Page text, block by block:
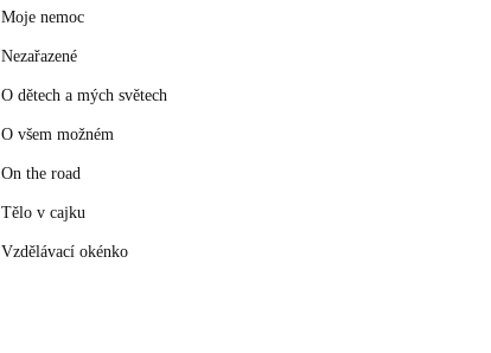
Moje nemoc
Nezařazené
O dětech a mých světech
O všem možném
On the road
Tělo v cajku
Vzdělávací okénko